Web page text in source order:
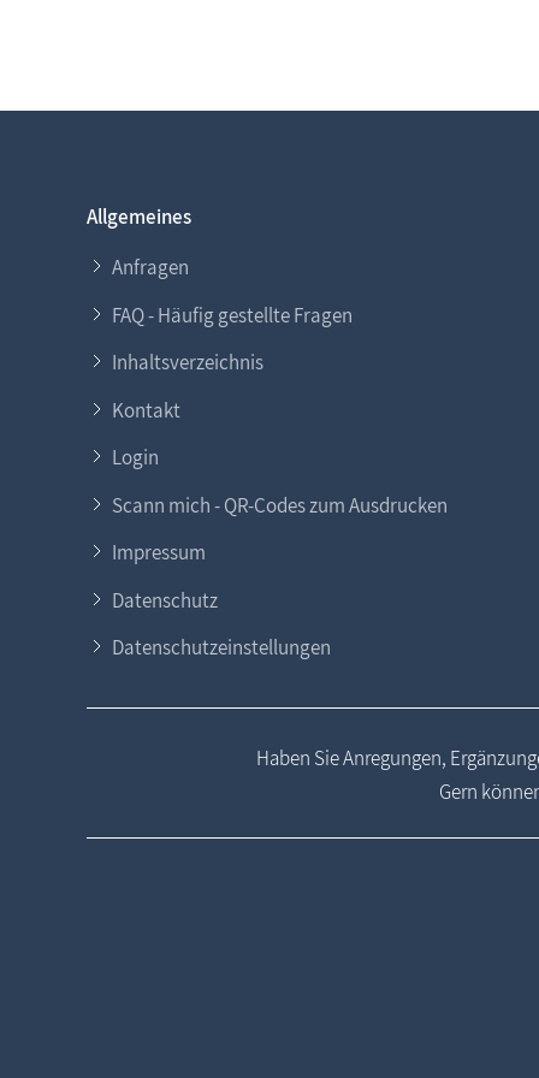
Allgemeines
Anfragen
FAQ - Häufig gestellte Fragen
Inhaltsverzeichnis
Kontakt
Login
Scann mich - QR-Codes zum Ausdrucken
Impressum
Datenschutz
Datenschutzeinstellungen
Haben Sie Anregungen,
Gern